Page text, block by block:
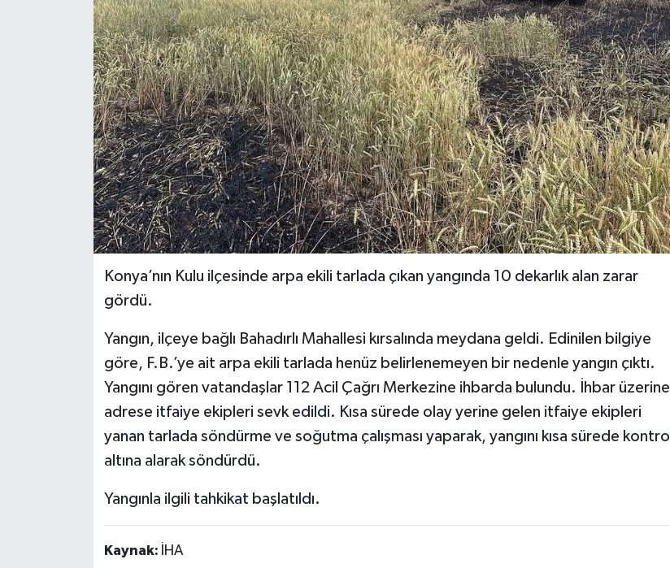
Konya’nın Kulu ilçesinde arpa ekili tarlada çıkan yangında 10 dekarlık alan zarar
gördü.
Yangın, ilçeye bağlı Bahadırlı Mahallesi kırsalında meydana geldi. Edinilen bilgiye
göre, F.B.’ye ait arpa ekili tarlada henüz belirlenemeyen bir nedenle yangın çıktı.
Yangını gören vatandaşlar 112 Acil Çağrı Merkezine ihbarda bulundu. İhbar üzerine
adrese itfaiye ekipleri sevk edildi. Kısa sürede olay yerine gelen itfaiye ekipleri
yanan tarlada söndürme ve soğutma çalışması yaparak, yangını kısa sürede kontrol
altına alarak söndürdü.
Yangınla ilgili tahkikat başlatıldı.
Kaynak: İHA
Ekonomi
Tokat Haber